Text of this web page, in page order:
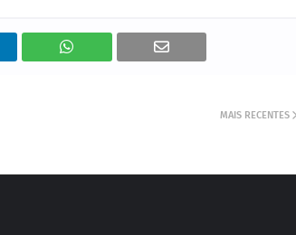
MAIS RECENTES